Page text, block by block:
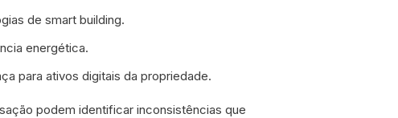
de smart building.
energética.
para ativos digitais da propriedade.
podem identificar inconsistências que